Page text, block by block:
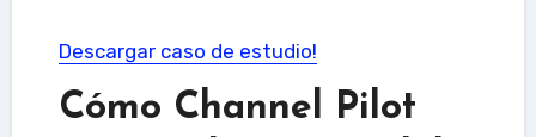
Descargar caso de estudio!
Cómo Channel Pilot